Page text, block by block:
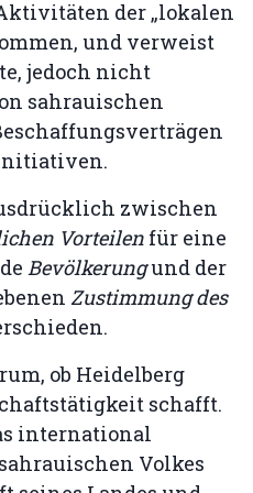
der „lokalen
und verweist
jedoch nicht
sahrauischen
zwischen
Vorteilen für eine
Bevölkerungund der
Zustimmung des
ob Heidelberg
schafft.
international
Volkes